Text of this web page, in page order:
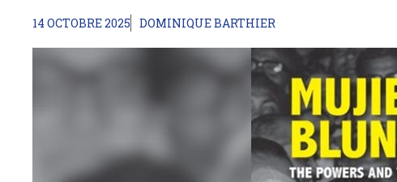
14 OCTOBRE 2025 DOMINIQUE BARTHIER